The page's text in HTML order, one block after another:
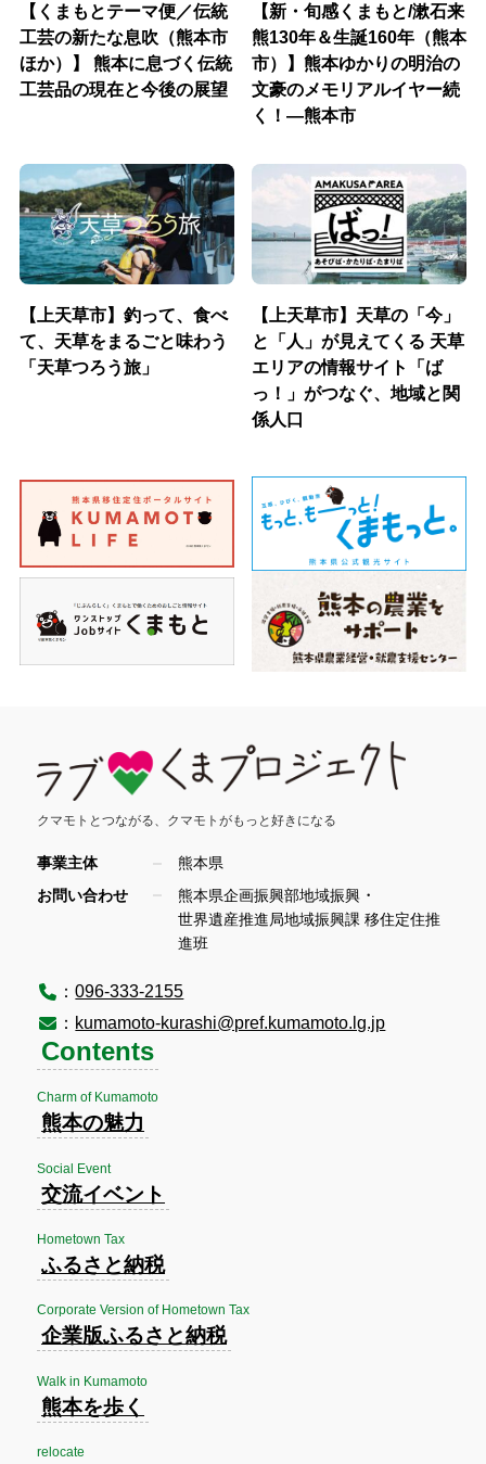
【くまもとテーマ便／伝統
工芸の新たな息吹（熊本市
ほか）】 熊本に息づく伝統
工芸品の現在と今後の展望
【新・旬感くまもと/漱石来
熊130年＆生誕160年（熊本
市）】熊本ゆかりの明治の
文豪のメモリアルイヤー続
く！―熊本市
【上天草市】釣って、食べ
て、天草をまるごと味わう
「天草つろう旅」
【上天草市】天草の「今」
と「人」が見えてくる 天草
エリアの情報サイト「ば
っ！」がつなぐ、地域と関
係人口
クマモトとつながる、 クマモトがもっと好きになる
事業主体
熊本県
お問い合わせ
熊本県企画振興部地域振興 ・
世界遺産推進局地域振興課 移住定住推
進班
：096-333-2155
： kumamoto-kurashi@pref.kumamoto.lg.jp
Contents
Charm of Kumamoto
熊本の魅力
Social Event
交流イベント
Hometown Tax
ふるさと納税
Corporate Version of Hometown Tax
企業版ふるさと納税
Walk in Kumamoto
熊本を歩く
relocate